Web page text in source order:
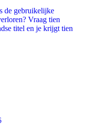
de gebruikelijke
Vraag tien
titel en je krijgt tien